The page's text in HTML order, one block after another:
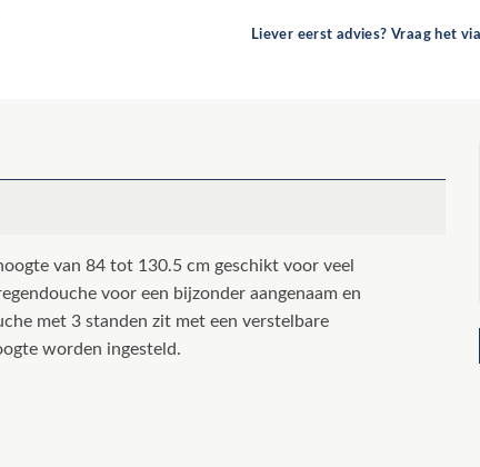
Liever eerst advies? Vraag het
van 84 tot 130.5 cm geschikt voor veel
voor een bijzonder aangenaam en
met 3 standen zit met een verstelbare
worden ingesteld.